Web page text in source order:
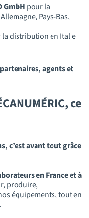
GmbH pour la
Pays-Bas,
la distribution en Italie
agents et
ce
c’est avant tout grâce
en France et à
produire,
équipements, tout en